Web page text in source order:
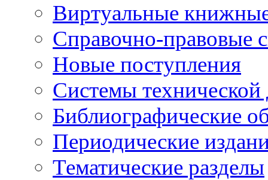
Виртуальные
Справочно-правовые
Новые поступления
Cистемы
Библиографические
Периодические
Тематические разделы